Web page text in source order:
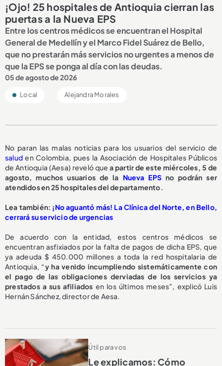
¡Ojo! 25 hospitales de Antioquia cierran las
puertas a la Nueva EPS
Entre los centros médicos se encuentran el Hospital
General de Medellín y el Marco Fidel Suárez de Bello,
que no prestarán más servicios no urgentes a menos de
que la EPS se ponga al día con las deudas.
05 de agosto de 2026
Local Alejandra Morales
No paran las malas noticias para los usuarios del servicio de
salud en Colombia, pues la Asociación de Hospitales Públicos
de Antioquia (Aesa) reveló quea partir de este miércoles, 5 de
agosto, muchos usuarios de la Nueva EPS no podrán ser
atendidos en 25 hospitales del departamento.
Lea también: ¡No aguantó más! La Clínica del Norte, en Bello,
cerrará su servicio de urgencias
De acuerdo con la entidad, estos centros médicos se
encuentran asfixiados por la falta de pagos de dicha EPS, que
ya adeuda $ 450.000 millones a toda la red hospitalaria de
Antioquia, “y ha venido incumpliendo sistemáticamente con
el pago de las obligaciones derviadas de los servicios ya
prestados a sus afiliados en los últimos meses”, explicó Luis
Hernán Sánchez, director de Aesa.
Útil para vos
Le explicamos: Cómo